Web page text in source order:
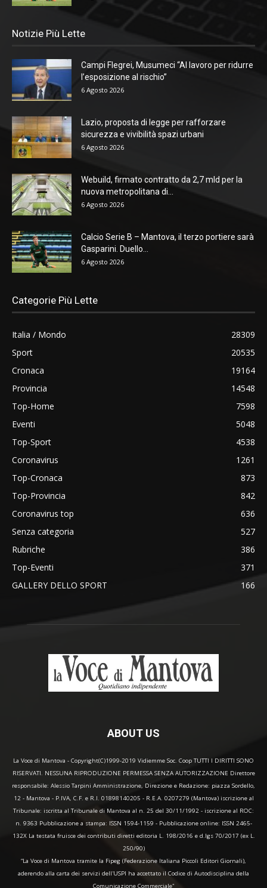
Notizie Più Lette
Campi Flegrei, Musumeci “Al lavoro per ridurre
l’esposizione al rischio”
6 Agosto 2026
Lazio, proposta di legge per rafforzare
sicurezza e vivibilità spazi urbani
6 Agosto 2026
Webuild, firmato contratto da 2,7 mld per la
nuova metropolitana di...
6 Agosto 2026
Calcio Serie B – Mantova, il terzo portiere sarà
Gasparini. Duello...
6 Agosto 2026
Categorie Più Lette
Italia / Mondo
28309
Sport
20535
Cronaca
19164
Provincia
14548
Top-Home
7598
Eventi
5048
Top-Sport
4538
Coronavirus
1261
Top-Cronaca
873
Top-Provincia
842
Coronavirus top
636
Senza categoria
527
Rubriche
386
Top-Eventi
371
GALLERY DELLO SPORT
166
ABOUT US
La Voce di Mantova - Copyright(C)1999-2019 Vidiemme Soc. Coop TUTTI I DIRITTI SONO
RISERVATI. NESSUNA RIPRODUZIONE PERMESSA SENZA AUTORIZZAZIONE Direttore
responsabile: Alessio Tarpini Amministrazione, Direzione e Redazione: piazza Sordello,
12 - Mantova - P.IVA, C.F. e R.I. 01898140205 - R.E.A. 0207279 (Mantova) iscrizione al
Tribunale: iscritta al Tribunale di Mantova al n. 25 del 30/11/1992 - iscrizione al ROC:
n. 9363 Pubblicazione a stampa: ISSN 1594-1159 - Pubblicazione online: ISSN 2465-
132X La testata fruisce dei contributi diretti editoria L. 198/2016 e d.lgs 70/2017 (ex L.
250/90)
“La Voce di Mantova tramite la Fipeg (Federazione Italiana Piccoli Editori Giornali),
aderendo alla carta dei servizi dell'USPI ha accettato il Codice di Autodisciplina della
Comunicazione Commerciale"